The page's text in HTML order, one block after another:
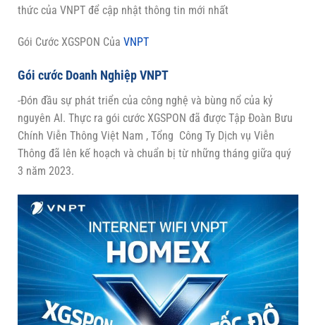
thức của VNPT để cập nhật thông tin mới nhất
Gói Cước XGSPON Của VNPT
Gói cước Doanh Nghiệp VNPT
-Đón đầu sự phát triển của công nghệ và bùng nổ của kỷ
nguyên AI. Thực ra gói cước XGSPON đã được Tập Đoàn Bưu
Chính Viễn Thông Việt Nam , Tổng Công Ty Dịch vụ Viễn
Thông đã lên kế hoạch và chuẩn bị từ những tháng giữa quý
3 năm 2023.